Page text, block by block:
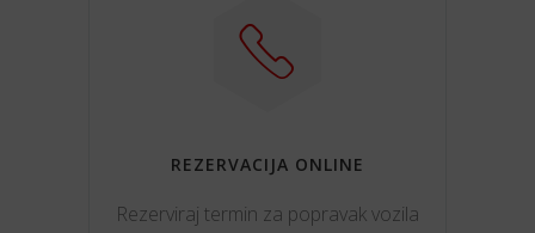
REZERVACIJA ONLINE
Rezerviraj termin za popravak vozila